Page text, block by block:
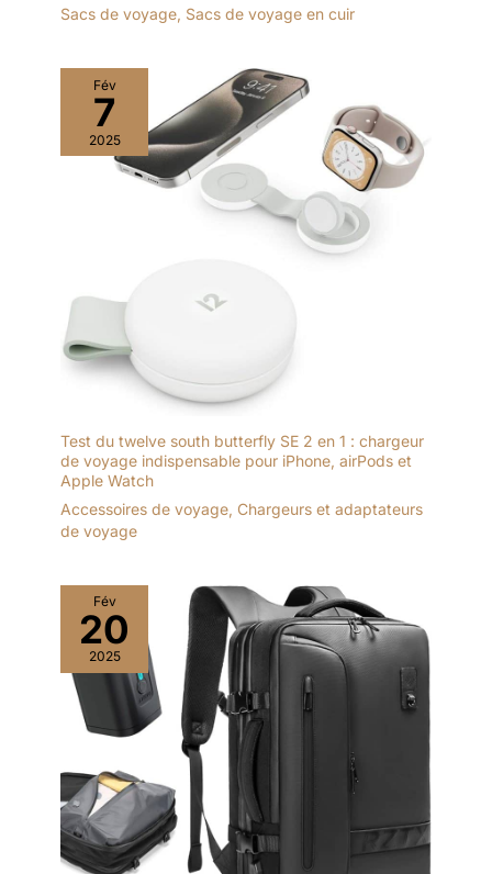
font un cadeau parfait!
Sacs de voyage, Sacs de voyage en cuir
Fév
7
2025
Test du twelve south butterfly SE 2 en 1 : chargeur
de voyage indispensable pour iPhone, airPods et
Apple Watch
Accessoires de voyage, Chargeurs et adaptateurs
de voyage
Fév
20
2025